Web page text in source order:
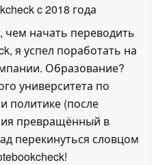
c 2018 года
чем начать переводить
я успел поработать на
Образование?
университета по
политике (после
превращённый в
перекинуться словцом